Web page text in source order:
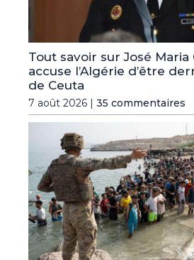
Tout savoir sur José Maria
accuse l’Algérie d’être
de Ceuta
7 août 2026 | 35 commentaires